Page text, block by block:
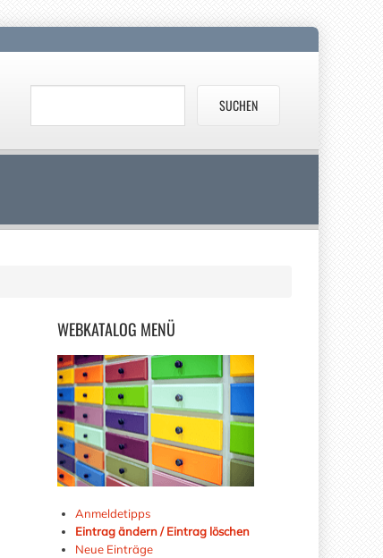
WEBKATALOG MENÜ
Anmeldetipps
Eintrag ändern / Eintrag löschen
Neue Einträge